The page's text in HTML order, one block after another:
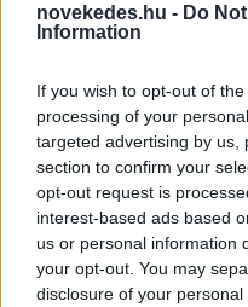
novekedes.hu - Do
Information
If you wish to opt-out of
processing of your
targeted advertising by us,
section to confirm your
opt-out request is
interest-based ads based
us or personal information
your opt-out. You may
disclosure of your
Minden idők
legdrágábbja volt az
HÍREK 2026. júl. 20.